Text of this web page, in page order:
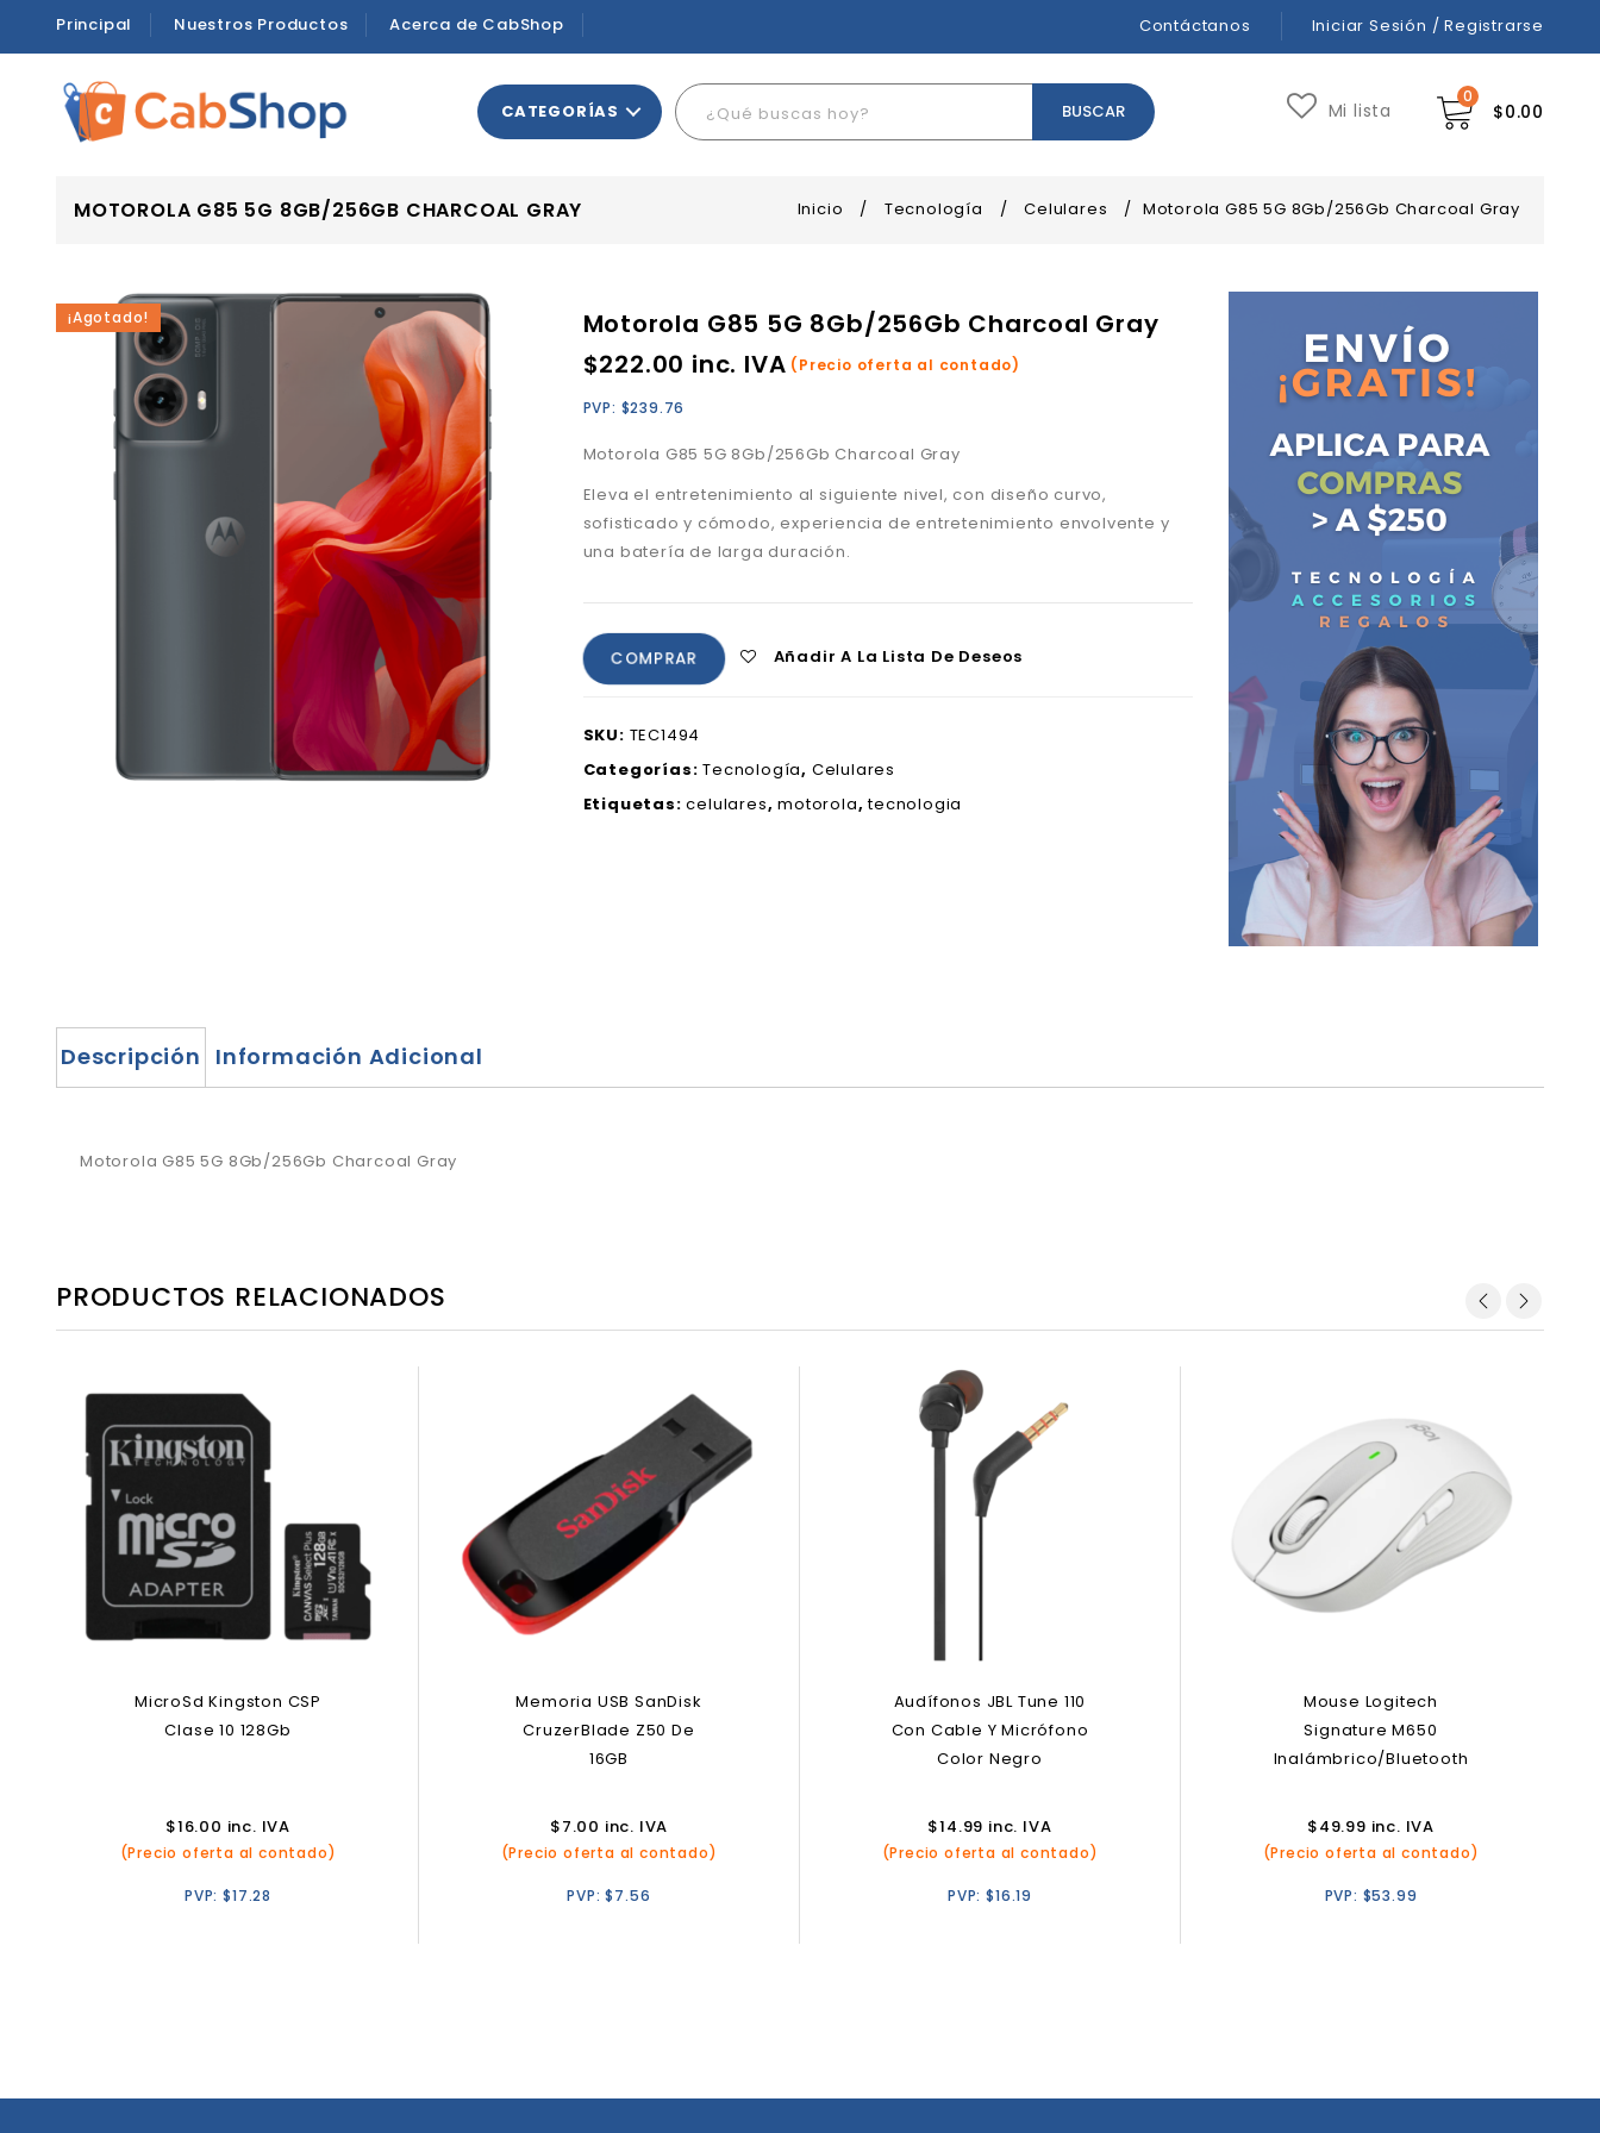
Principal Nuestros Productos Acerca de CabShop Contáctanos Iniciar Sesión / Registrarse
0
$0.00
Mi lista
CATEGORÍAS
MOTOROLA G85 5G 8GB/256GB CHARCOAL GRAY Inicio / Tecnología / Celulares / Motorola G85 5G 8Gb/256Gb Charcoal Gray
¡Agotado!
Motorola G85 5G 8Gb/256Gb Charcoal Gray
$222.00 inc. IVA (Precio oferta al contado)
PVP: $239.76
Motorola G85 5G 8Gb/256Gb Charcoal Gray
Eleva el entretenimiento al siguiente nivel, con diseño curvo,
sofisticado y cómodo, experiencia de entretenimiento envolvente y
una batería de larga duración.
COMPRAR Añadir A La Lista De Deseos
SKU: TEC1494
Categorías:Tecnología, Celulares
Etiquetas:celulares,motorola,tecnologia
Descripción Información Adicional
Motorola G85 5G 8Gb/256Gb Charcoal Gray
PRODUCTOS RELACIONADOS
MicroSd Kingston CSP
Clase 10 128Gb
$16.00 inc. IVA
(Precio oferta al contado)
PVP:$17.28
Memoria USB SanDisk
CruzerBlade Z50 De
16GB
$7.00 inc. IVA
(Precio oferta al contado)
PVP:$7.56
Audífonos JBL Tune 110
Con Cable Y Micrófono
Color Negro
$14.99 inc. IVA
(Precio oferta al contado)
PVP:$16.19
Mouse Logitech
Signature M650
Inalámbrico/Bluetooth
$49.99 inc. IVA
(Precio oferta al contado)
PVP: $53.99